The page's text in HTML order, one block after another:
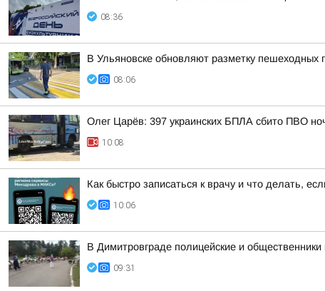
08:36
В Ульяновске обновляют разметку
08:06
Олег Царёв: 397 украинских БПЛА сбито ПВО
10:08
Как быстро записаться к врачу и что делать,
10:06
В Димитровграде полицейские и
09:31